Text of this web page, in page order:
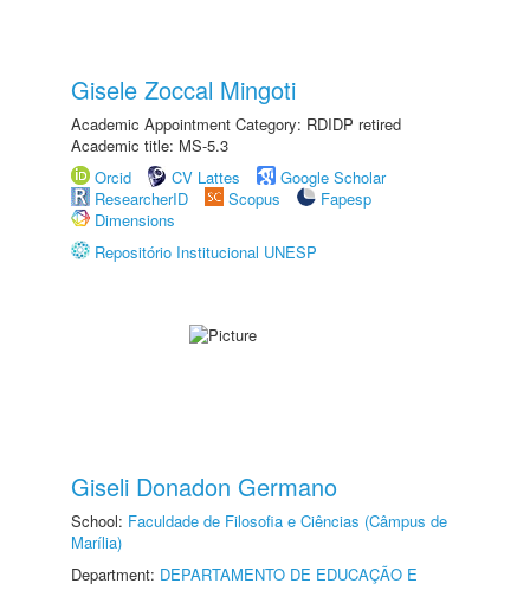
Gisele Zoccal Mingoti
Academic Appointment Category: RDIDP retired
Academic title: MS-5.3
Orcid
CV Lattes
Google Scholar
ResearcherID
Scopus
Fapesp
Dimensions
Repositório Institucional UNESP
Giseli Donadon Germano
School: Faculdade de Filosofia e Ciências (Câmpus de
Marília)
Department: DEPARTAMENTO DE EDUCAÇÃO E